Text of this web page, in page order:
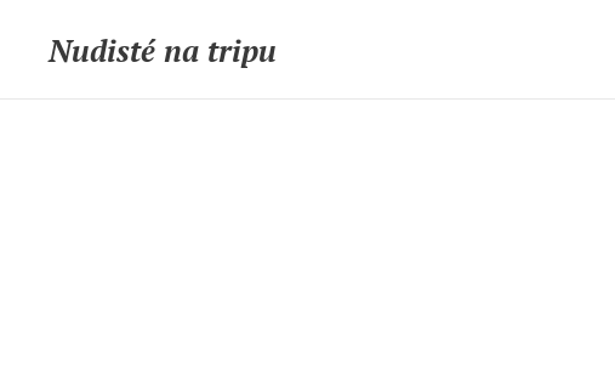
Nudisté na tripu